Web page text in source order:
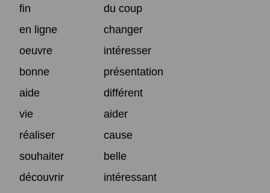
fin
du coup
en ligne
changer
oeuvre
intéresser
bonne
présentation
aide
différent
vie
aider
réaliser
cause
souhaiter
belle
découvrir
intéressant